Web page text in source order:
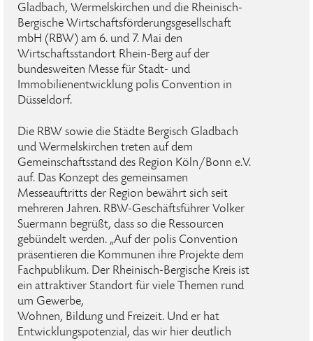
Gladbach, Wermelskirchen und die Rheinisch-
Bergische Wirtschaftsförderungsgesellschaft
mbH (RBW) am 6. und 7. Mai den
Wirtschaftsstandort Rhein-Berg auf der
bundesweiten Messe für Stadt- und
Immobilienentwicklung polis Convention in
Düsseldorf.
Die RBW sowie die Städte Bergisch Gladbach
und Wermelskirchen treten auf dem
Gemeinschaftsstand des Region Köln/Bonn e.V.
auf. Das Konzept des gemeinsamen
Messeauftritts der Region bewährt sich seit
mehreren Jahren. RBW-Geschäftsführer Volker
Suermann begrüßt, dass so die Ressourcen
gebündelt werden. „Auf der polis Convention
präsentieren die Kommunen ihre Projekte dem
Fachpublikum. Der Rheinisch-Bergische Kreis ist
ein attraktiver Standort für viele Themen rund
um Gewerbe,
Wohnen, Bildung und Freizeit. Und er hat
Entwicklungspotenzial, das wir hier deutlich